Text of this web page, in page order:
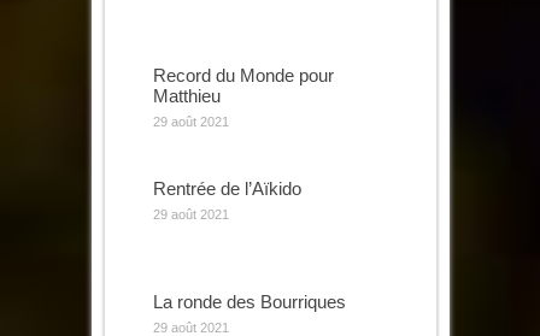
Record du Monde pour
Matthieu
29 août 2021
Rentrée de l’Aïkido
29 août 2021
La ronde des Bourriques
29 août 2021